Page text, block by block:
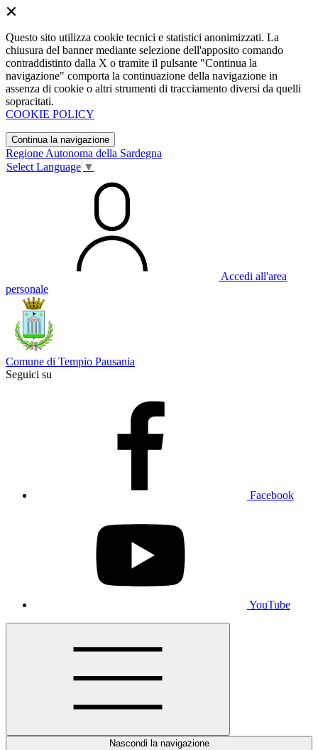
Questo sito utilizza cookie tecnici e statistici anonimizzati. La
chiusura del banner mediante selezione dell'apposito comando
contraddistinto dalla X o tramite il pulsante "Continua la
navigazione" comporta la continuazione della navigazione in
assenza di cookie o altri strumenti di tracciamento diversi da quelli
sopracitati.
COOKIE POLICY
Continua la navigazione
Regione Autonoma della Sardegna
Select Language ▼
Accedi all'area
personale
Comune di Tempio Pausania
Seguici su
Facebook
YouTube
Nascondi la navigazione